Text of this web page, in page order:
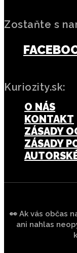
Zostaňte s
Kuriozity.sk:
O NÁS
KONTAKT
ZÁSADY
ZÁSADY
👀 Ak vás občas
ani nahlas